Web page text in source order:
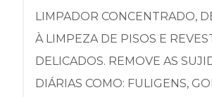
LIMPADOR CONCENTRADO,
À LIMPEZA DE PISOS E
DELICADOS. REMOVE AS
DIÁRIAS COMO: FULIGENS,